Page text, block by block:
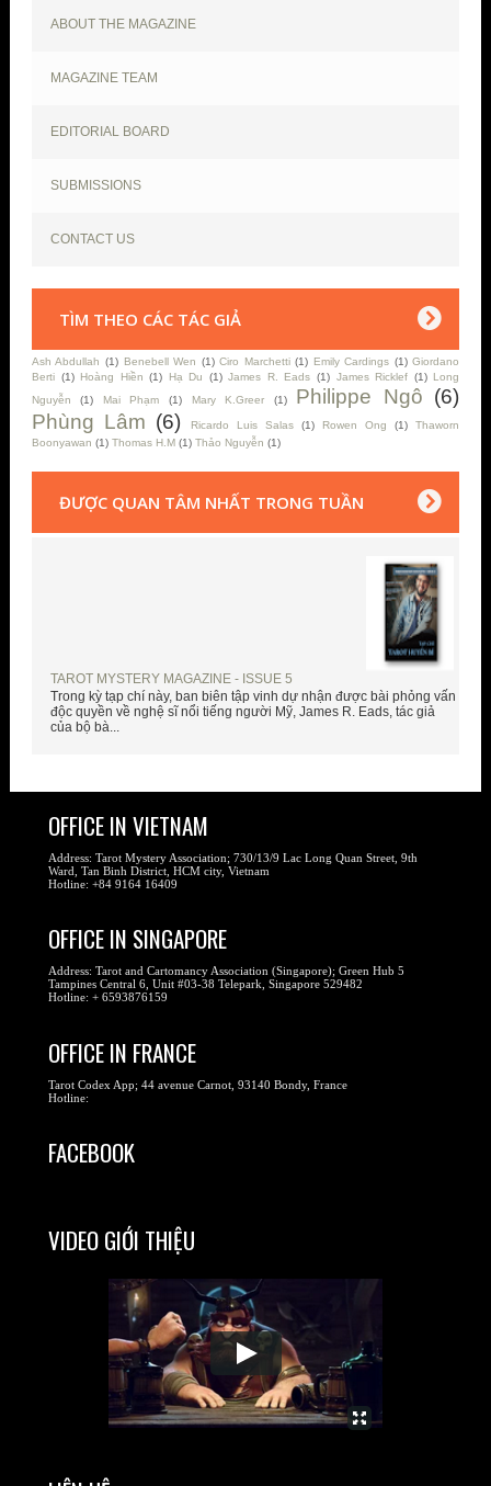
ABOUT THE MAGAZINE
MAGAZINE TEAM
EDITORIAL BOARD
SUBMISSIONS
CONTACT US
TÌM THEO CÁC TÁC GIẢ
Ash Abdullah (1) Benebell Wen (1) Ciro Marchetti (1) Emily Cardings (1) Giordano
Berti (1) Hoàng Hiền (1) Hạ Du (1) James R. Eads (1) James Ricklef (1) Long
Nguyễn
(1) Mai Phạm (1) Mary K.Greer (1) Philippe Ngô (6)
Phùng Lâm (6) Ricardo Luis Salas (1) Rowen Ong (1)
Thaworn
Boonyawan (1) Thomas H.M (1) Thảo Nguyễn (1)
ĐƯỢC QUAN TÂM NHẤT TRONG TUẦN
TAROT MYSTERY MAGAZINE - ISSUE 5
Trong kỳ tạp chí này, ban biên tập vinh dự nhận được bài phỏng vấn
độc quyền về nghệ sĩ nổi tiếng người Mỹ, James R. Eads, tác giả
của bộ bà...
OFFICE IN VIETNAM
Address: Tarot Mystery Association; 730/13/9 Lac Long Quan Street, 9th
Ward, Tan Binh District, HCM city, Vietnam
Hotline: +84 9164 16409
OFFICE IN SINGAPORE
Address: Tarot and Cartomancy Association (Singapore); Green Hub 5
Tampines Central 6, Unit #03-38 Telepark, Singapore 529482
Hotline: + 6593876159
OFFICE IN FRANCE
Tarot Codex App; 44 avenue Carnot, 93140 Bondy, France
Hotline:
FACEBOOK
VIDEO GIỚI THIỆU